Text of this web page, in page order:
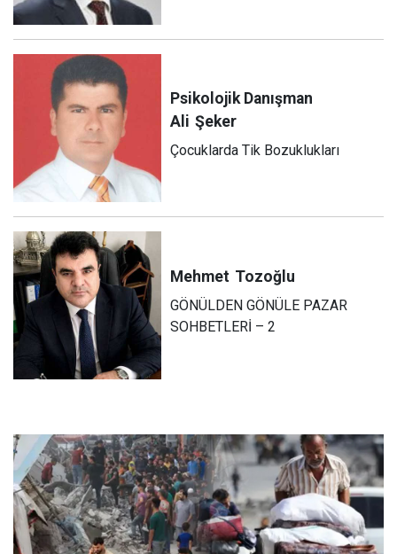
Psikolojik Danışman
Ali Şeker
Çocuklarda Tik Bozuklukları
Mehmet Tozoğlu
GÖNÜLDEN GÖNÜLE PAZAR
SOHBETLERİ – 2